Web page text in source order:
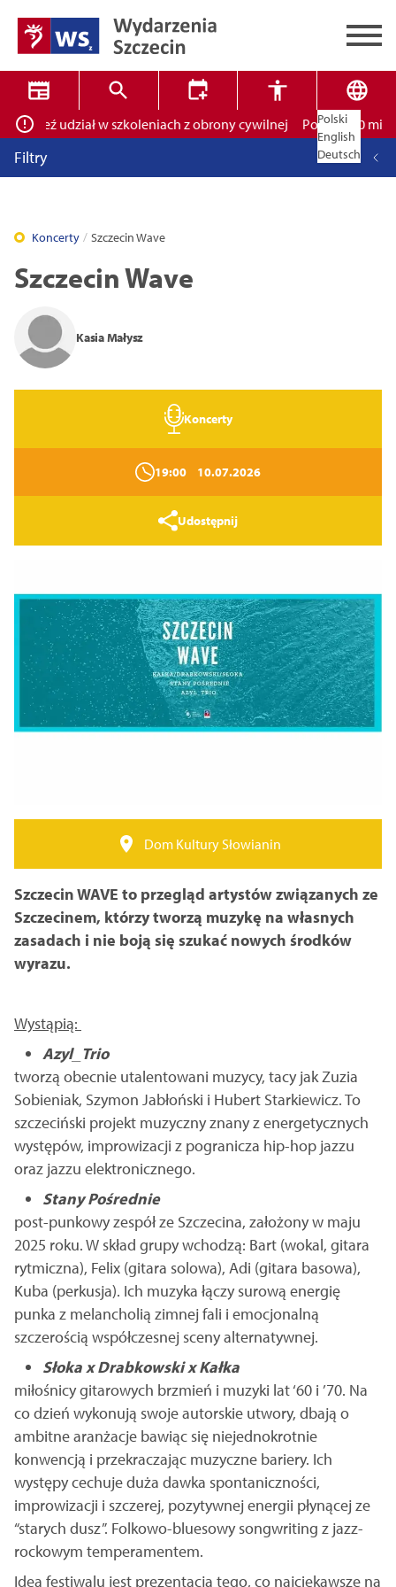
Wyszukiwarka ✕
14
Zamknij
Polski
English
Deutsch
Weź udział w szkoleniach z obrony cywilnej Ponad 400
Filtry
Koncerty Szczecin Wave
Szczecin Wave
Kasia Małysz
Koncerty
19:00 10.07.2026
Udostępnij
Dom Kultury Słowianin
Szczecin WAVE to przegląd artystów związanych ze
Szczecinem, którzy tworzą muzykę na własnych
zasadach i nie boją się szukać nowych środków
wyrazu.
Wystąpią:
Azyl_Trio
tworzą obecnie utalentowani muzycy, tacy jak Zuzia
Sobieniak, Szymon Jabłoński i Hubert Starkiewicz. To
szczeciński projekt muzyczny znany z energetycznych
występów, improwizacji z pogranicza hip-hop jazzu
oraz jazzu elektronicznego.
Stany Pośrednie
post-punkowy zespół ze Szczecina, założony w maju
2025 roku. W skład grupy wchodzą: Bart (wokal, gitara
rytmiczna), Felix (gitara solowa), Adi (gitara basowa),
Kuba (perkusja). Ich muzyka łączy surową energię
punka z melancholią zimnej fali i emocjonalną
szczerością współczesnej sceny alternatywnej.
Słoka x Drabkowski x Kałka
miłośnicy gitarowych brzmień i muzyki lat ‘60 i ’70. Na
co dzień wykonują swoje autorskie utwory, dbają o
ambitne aranżacje bawiąc się niejednokrotnie
konwencją i przekraczając muzyczne bariery. Ich
występy cechuje duża dawka spontaniczności,
improwizacji i szczerej, pozytywnej energii płynącej ze
“starych dusz”. Folkowo-bluesowy songwriting z jazz-
rockowym temperamentem.
Ideą festiwalu jest prezentacja tego, co najciekawsze na